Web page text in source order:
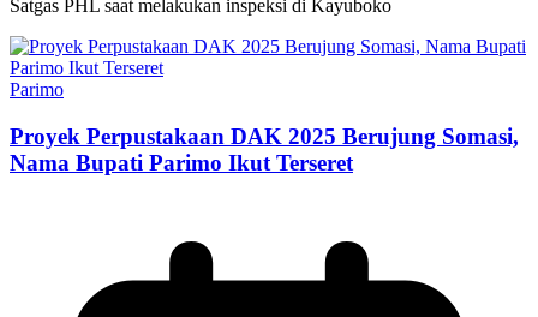
Satgas PHL saat melakukan inspeksi di Kayuboko
Parimo
Proyek Perpustakaan DAK 2025 Berujung Somasi,
Nama Bupati Parimo Ikut Terseret